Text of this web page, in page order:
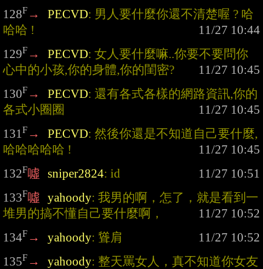
128F → PECVD: 男人要什麼你還不清楚喔 ? 哈
哈哈 !
129F → PECVD: 女人要什麼嘛..你要不要問你
心中的小孩,你的身體,你的閨密?
130F → PECVD: 還有各式各樣的網路資訊,你的
各式小圈圈
131F → PECVD: 然後你還是不知道自己要什麼,
哈哈哈哈哈 !
132F噓 sniper2824: id
133F噓 yahoody: 我男的啊，怎了，就是看到一
堆男的搞不懂自己要什麼啊，
134F → yahoody: 聳肩
135F → yahoody: 整天罵女人，真不知道你女友